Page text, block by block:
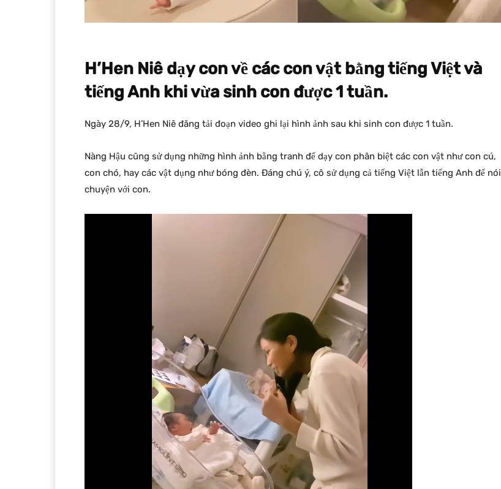
H’Hen Niê dạy con về các con vật bằng tiếng Việt và
tiếng Anh khi vừa sinh con được 1 tuần.
Ngày 28/9, H’Hen Niê đăng tải đoạn video ghi lại hình ảnh sau khi sinh con được 1 tuần.
Nàng Hậu cũng sử dụng những hình ảnh bằng tranh để dạy con phân biệt các con vật như con cú,
con chó, hay các vật dụng như bóng đèn. Đáng chú ý, cô sử dụng cả tiếng Việt lẫn tiếng Anh để nói
chuyện với con.